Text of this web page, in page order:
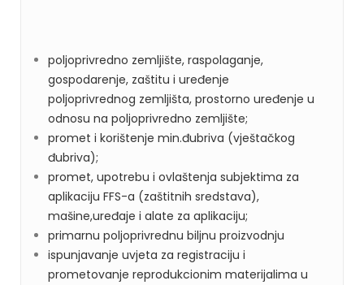
poljoprivredno zemljište, raspolaganje,
gospodarenje, zaštitu i uređenje
poljoprivrednog zemljišta, prostorno uređenje u
odnosu na poljoprivredno zemljište;
promet i korištenje min.đubriva (vještačkog
đubriva);
promet, upotrebu i ovlaštenja subjektima za
aplikaciju FFS-a (zaštitnih sredstava),
mašine,uređaje i alate za aplikaciju;
primarnu poljoprivrednu biljnu proizvodnju
ispunjavanje uvjeta za registraciju i
prometovanje reprodukcionim materijalima u